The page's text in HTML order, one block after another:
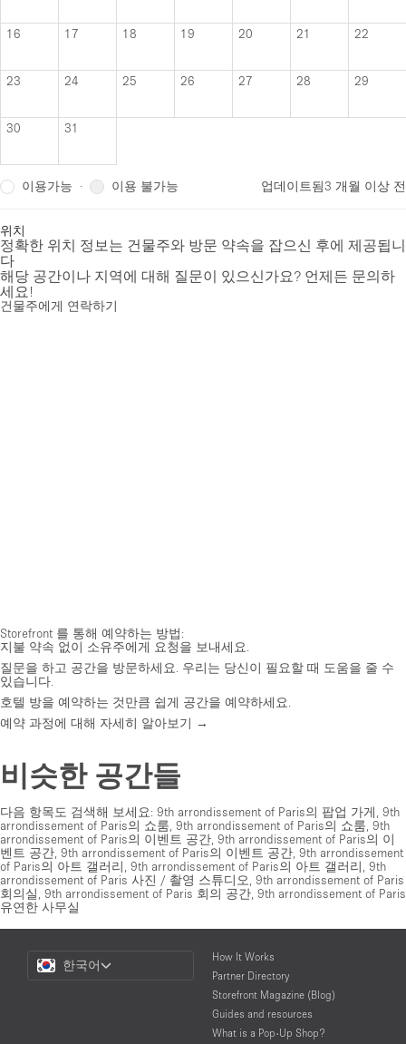
16 17 18 19 20 21 22
23 24 25 26 27 28 29
30 31
이용가능 · 이용 불가능 업데이트됨3 개월 이상 전
위치
정확한 위치 정보는 건물주와 방문 약속을 잡으신 후에 제공됩니
다
해당 공간이나 지역에 대해 질문이 있으신가요? 언제든 문의하
세요!
건물주에게 연락하기
Storefront 를 통해 예약하는 방법:
지불 약속 없이 소유주에게 요청을 보내세요.
질문을 하고 공간을 방문하세요. 우리는 당신이 필요할 때 도움을 줄 수
있습니다.
호텔 방을 예약하는 것만큼 쉽게 공간을 예약하세요.
예약 과정에 대해 자세히 알아보기 →
비슷한 공간들
다음 항목도 검색해 보세요: 9th arrondissement of Paris의 팝업 가게 9th
arrondissement of Paris의 쇼룸 9th arrondissement of Paris의 쇼룸 9th
arrondissement of Paris의 이벤트 공간 9th arrondissement of Paris의 이
벤트 공간 9th arrondissement of Paris의 이벤트 공간 9th arrondissement
of Paris의 아트 갤러리 9th arrondissement of Paris의 아트 갤러리 9th
arrondissement of Paris 사진 / 촬영 스튜디오 9th arrondissement of Paris
회의실 9th arrondissement of Paris 회의 공간 9th arrondissement of Paris
유연한 사무실
Choose
Language
한국어
How It Works
Partner Directory
Storefront Magazine (Blog)
Guides and resources
What is a Pop-Up Shop?